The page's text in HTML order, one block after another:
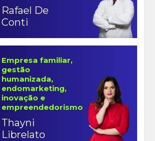
Rafael De
Conti
Empresa familiar,
gestão
humanizada,
endomarketing,
inovação e
empreendedorismo
Thayni
Librelato